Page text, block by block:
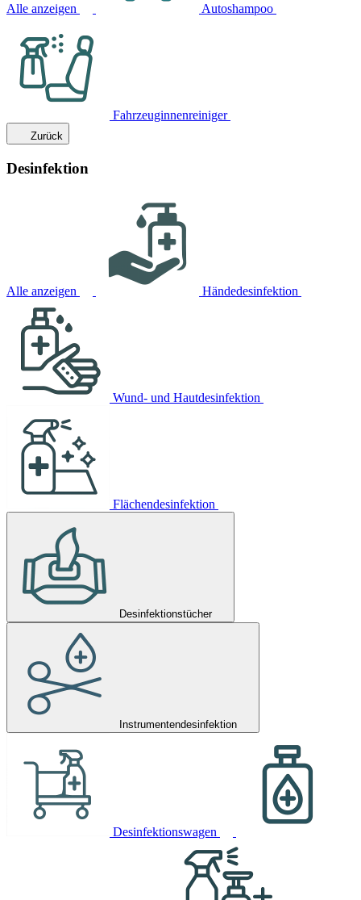
Alle anzeigen Autoshampoo
Fahrzeuginnenreiniger
Zurück
Desinfektion
Alle anzeigen Händedesinfektion
Wund- und Hautdesinfektion
Flächendesinfektion
Desinfektionstücher
Instrumentendesinfektion
Desinfektionswagen